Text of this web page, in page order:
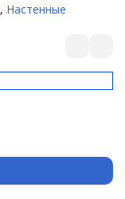
, Настенные